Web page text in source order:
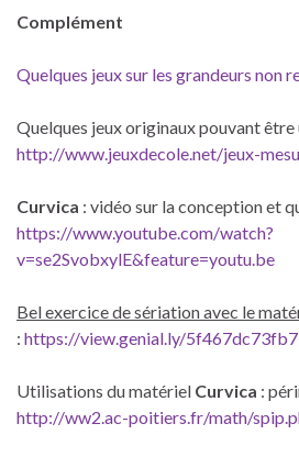
Complément
Quelques jeux sur les grandeurs non
Quelques jeux originaux pouvant être
http://www.jeuxdecole.net/jeux-
Curvica : vidéo sur la conception et
https://www.youtube.com/watch?
v=se2SvobxylE&feature=youtu.be
Bel exercice de sériation avec le
: https://view.genial.ly/
Utilisations du matériel Curvica :
http://ww2.ac-poitiers.fr/math/